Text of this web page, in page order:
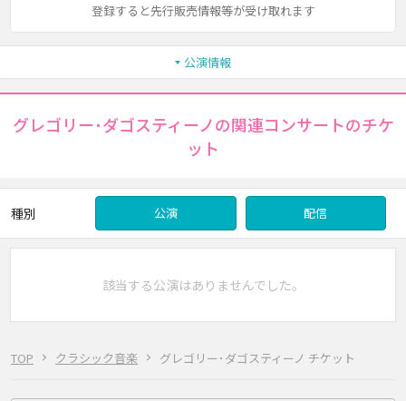
TOP クラシック音楽 グレゴリー･ダゴスティーノ チケット
登録すると先行販売情報等が受け取れます
公演情報
グレゴリー･ダゴスティーノの関連コンサートのチケ
ット
種別 公演 配信
該当する公演はありませんでした。